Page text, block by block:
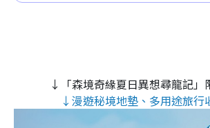
↓「森境奇緣夏日異想尋龍記」
↓漫遊秘境地墊、多用途旅行